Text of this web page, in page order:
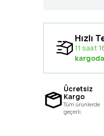
Hızlı
11 saat
kargoda
Ücretsiz
Kargo
Tüm ürünlerde
geçerli.